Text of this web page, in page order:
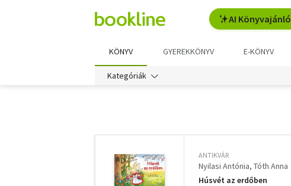
AI Könyvajánló
KÖNYV GYEREKKÖNYV E-KÖNYV
Kategóriák
ANTIKVÁR
Nyilasi Antónia Tóth Anna
Húsvét az erdőben